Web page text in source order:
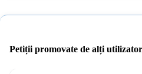
Petiții promovate de alți